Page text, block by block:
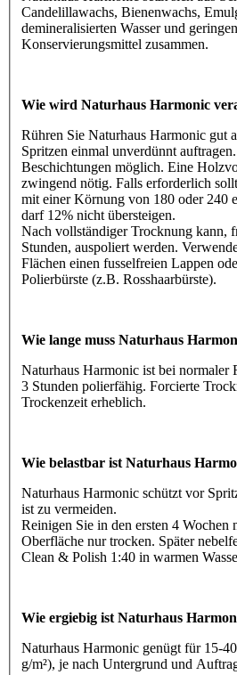
Candelillawachs, Bienenwachs,
demineralisierten Wasser und
Konservierungsmittel zusammen.
Wie wird Naturhaus Harmonic
Rühren Sie Naturhaus Harmonic gut
Spritzen einmal unverdünnt
Beschichtungen möglich. Eine
zwingend nötig. Falls erforderlich
mit einer Körnung von 180 oder 240
darf 12% nicht übersteigen.
Nach vollständiger Trocknung kann,
Stunden, auspoliert werden.
Flächen einen fusselfreien Lappen
Polierbürste (z.B. Rosshaarbürste).
Wie lange muss Naturhaus
Naturhaus Harmonic ist bei normaler
3 Stunden polierfähig. Forcierte
Trockenzeit erheblich.
Wie belastbar ist Naturhaus
Naturhaus Harmonic schützt vor
ist zu vermeiden.
Reinigen Sie in den ersten 4 Wochen
Oberfläche nur trocken. Später
Clean & Polish 1:40 in warmen
Wie ergiebig ist Naturhaus
Naturhaus Harmonic genügt für 15-
g/m²), je nach Untergrund und